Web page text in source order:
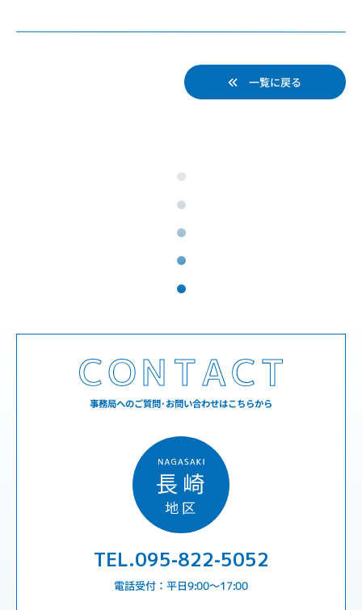
一覧に戻る
事務局へのご質問･お問い合わせはこちらから
TEL.095-822-5052
電話受付：平日9:00〜17:00